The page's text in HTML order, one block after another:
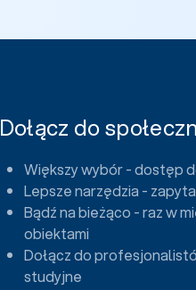
Dołącz do
Większy wybór - dostęp
Lepsze narzędzia -
Bądź na bieżąco - raz w
obiektami
Dołącz do
studyjne